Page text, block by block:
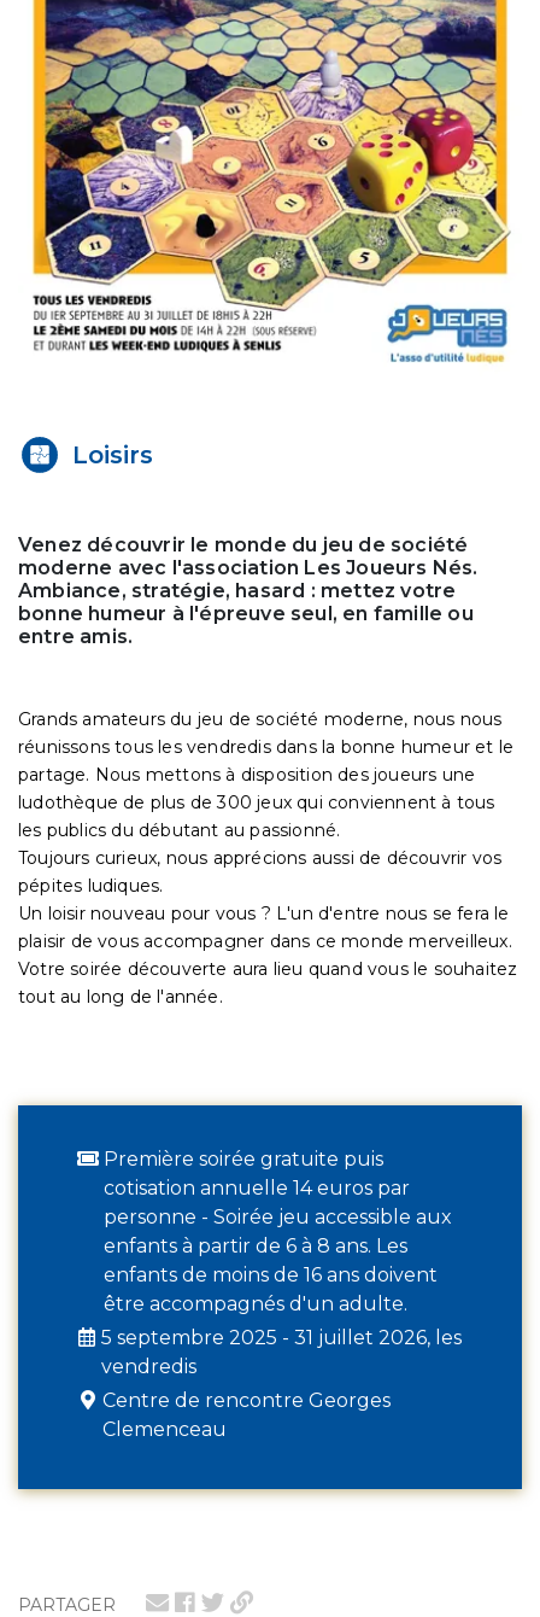
PARTAGER
Loisirs
Venez découvrir le monde du jeu de société
moderne avec l'association Les Joueurs Nés.
Ambiance, stratégie, hasard : mettez votre
bonne humeur à l'épreuve seul, en famille ou
entre amis.
Grands amateurs du jeu de société moderne, nous nous
réunissons tous les vendredis dans la bonne humeur et le
partage. Nous mettons à disposition des joueurs une
ludothèque de plus de 300 jeux qui conviennent à tous
les publics du débutant au passionné.
Toujours curieux, nous apprécions aussi de découvrir vos
pépites ludiques.
Un loisir nouveau pour vous ? L'un d'entre nous se fera le
plaisir de vous accompagner dans ce monde merveilleux.
Votre soirée découverte aura lieu quand vous le souhaitez
tout au long de l'année.
Première soirée gratuite puis
cotisation annuelle 14 euros par
personne - Soirée jeu accessible aux
enfants à partir de 6 à 8 ans. Les
enfants de moins de 16 ans doivent
être accompagnés d'un adulte.
5 septembre 2025 - 31 juillet 2026, les
vendredis
Centre de rencontre Georges
Clemenceau